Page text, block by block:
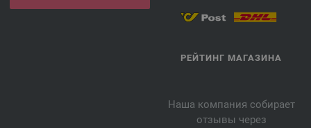
РЕЙТИНГ МАГАЗИНА
Наша компания собирает
отзывы через